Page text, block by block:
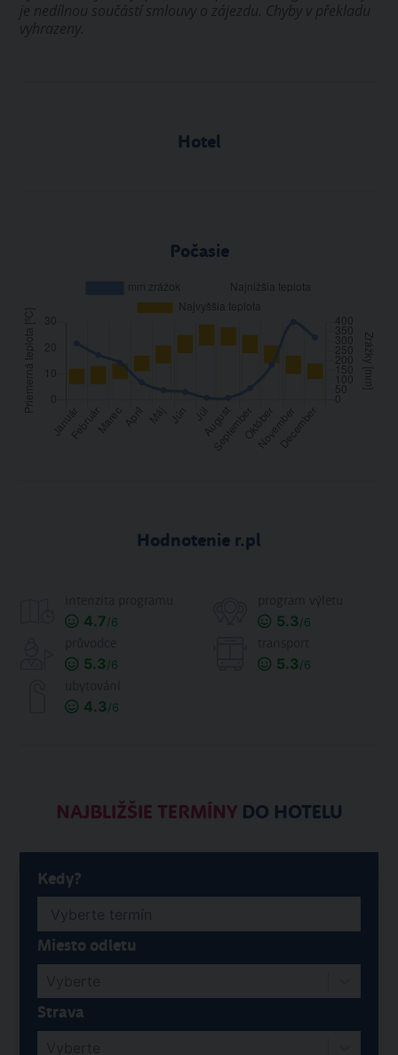
Hotel
Počasie
Hodnotenie r.pl
4.7/6 5.3/6
5.3/6 5.3/6
4.3/6
NAJBLIŽŠIE TERMÍNYDO HOTELU
Kedy?
Miesto odletu
Strava